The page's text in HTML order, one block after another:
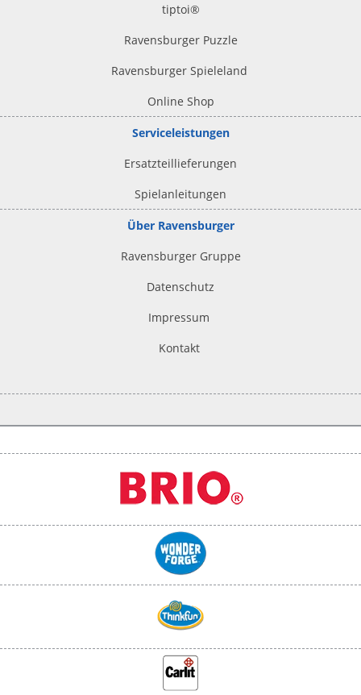
tiptoi®
Ravensburger Puzzle
Ravensburger Spieleland
Online Shop
Serviceleistungen
Ersatzteillieferungen
Spielanleitungen
Über Ravensburger
Ravensburger Gruppe
Datenschutz
Impressum
Kontakt